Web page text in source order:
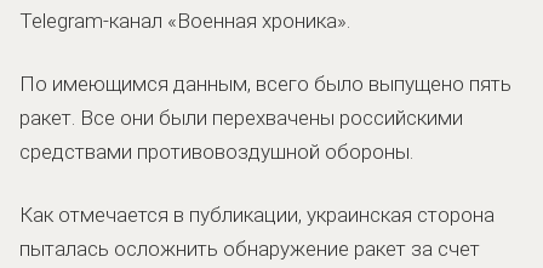
Telegram-канал «Военная хроника».
По имеющимся данным, всего было выпущено пять
ракет. Все они были перехвачены российскими
средствами противовоздушной обороны.
Как отмечается в публикации, украинская сторона
пыталась осложнить обнаружение ракет за счет